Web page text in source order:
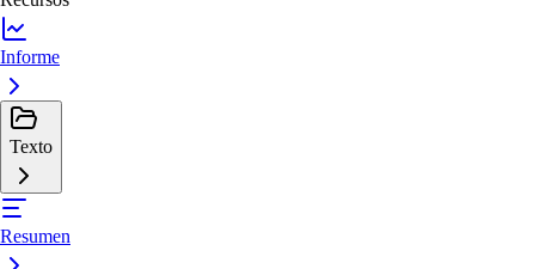
Informe
Texto
Resumen